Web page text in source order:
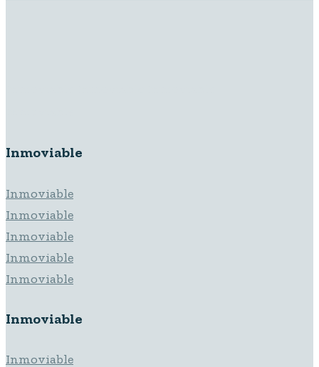
Inmoviable
Inmoviable
Inmoviable
Inmoviable
Inmoviable
Inmoviable
Inmoviable
Inmoviable